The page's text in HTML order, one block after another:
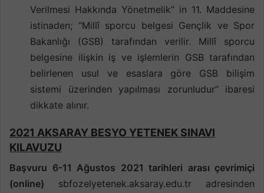
Verilmesi Hakkında Yönetmelik” in 11. Maddesine
istinaden; “Millî sporcu belgesi Gençlik ve Spor
Bakanlığı (GSB) tarafından verilir. Millî sporcu
belgesine ilişkin iş ve işlemlerin GSB tarafından
belirlenen usul ve esaslara göre GSB bilişim
sistemi üzerinden yapılması zorunludur” ibaresi
dikkate alınır.
2021 AKSARAY BESYO YETENEK SINAVI
KILAVUZU
Başvuru 6-11 Ağustos 2021 tarihleri arası çevrimiçi
(online) sbfozelyetenek.aksaray.edu.tr adresinden